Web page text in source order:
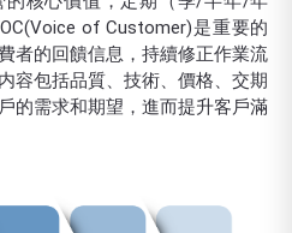
of Customer)是重要的
者的回饋信息，持續修正作業流
容包括品質、技術、價格、交期
的需求和期望，進而提升客戶滿